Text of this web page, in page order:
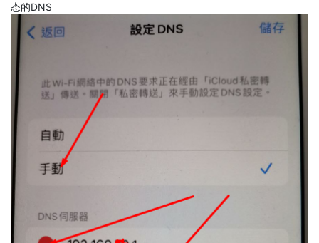
态的DNS